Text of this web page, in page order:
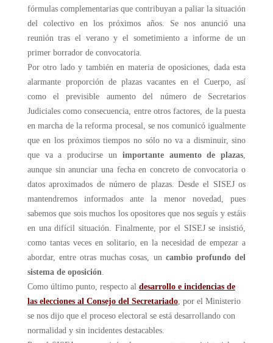
fórmulas complementarias que contribuyan a paliar la situación
del colectivo en los próximos años. Se nos anunció una
reunión tras el verano y el sometimiento a informe de un
primer borrador de convocatoria.
Por otro lado y también en materia de oposiciones, dada esta
alarmante proporción de plazas vacantes en el Cuerpo, así
como el previsible aumento del número de Secretarios
Judiciales como consecuencia, entre otros factores, de la puesta
en marcha de la reforma procesal, se nos comunicó igualmente
que en los próximos tiempos no sólo no va a disminuir, sino
que va a producirse un importante aumento de plazas,
aunque sin anunciar una fecha en concreto de convocatoria o
datos aproximados de número de plazas. Desde el SISEJ os
mantendremos informados ante la menor novedad, pues
sabemos que sois muchos los opositores que nos seguís y estáis
en una difícil situación. Finalmente, por el SISEJ se insistió,
como tantas veces en solitario, en la necesidad de empezar a
abordar, entre otras muchas cosas, un cambio profundo del
sistema de oposición.
Como último punto, respecto al desarrollo e incidencias de
las elecciones al Consejo del Secretariado, por el Ministerio
se nos dijo que el proceso electoral se está desarrollando con
normalidad y sin incidentes destacables.